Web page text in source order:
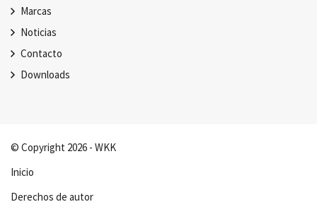
Marcas
Noticias
Contacto
Downloads
© Copyright 2026 - WKK
Inicio
Derechos de autor